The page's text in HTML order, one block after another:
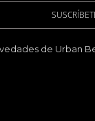
de Urban